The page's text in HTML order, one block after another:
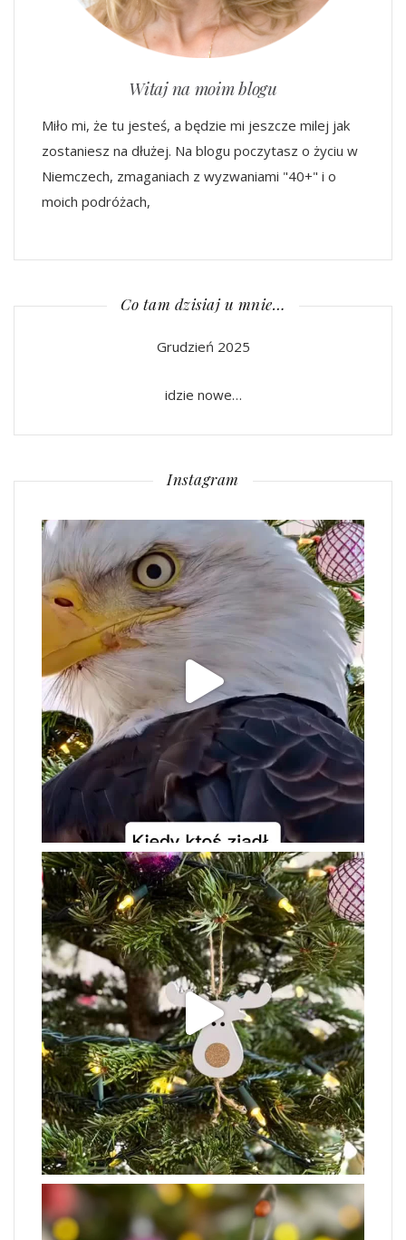
Witaj na moim blogu
Miło mi, że tu jesteś, a będzie mi jeszcze milej jak
zostaniesz na dłużej. Na blogu poczytasz o życiu w
Niemczech, zmaganiach z wyzwaniami "40+" i o
moich podróżach,
Co tam dzisiaj u mnie…
Grudzień 2025
idzie nowe…
Instagram